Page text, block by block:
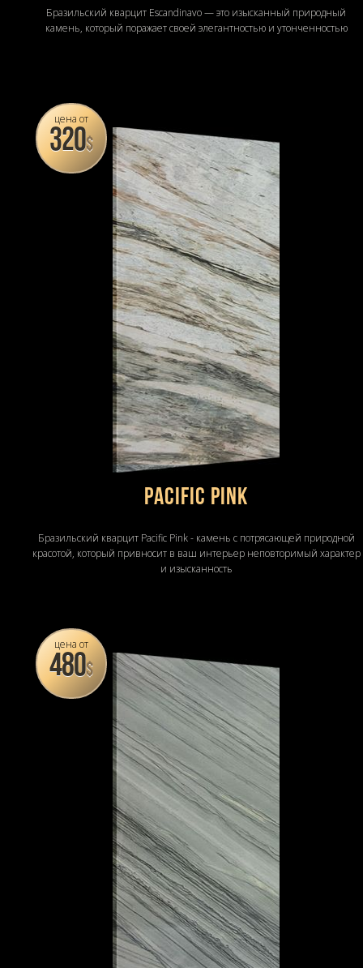
Бразильский кварцит Escandinavo — это изысканный природный
камень, который поражает своей элегантностью и утонченностью
цена от
320$
Pacific pink
Бразильский кварцит Pacific Pink - камень с потрясающей природной
красотой, который привносит в ваш интерьер неповторимый характер
и изысканность
цена от
480$